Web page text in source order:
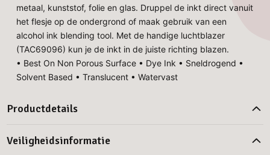
metaal, kunststof, folie en glas. Druppel de inkt direct vanuit
het flesje op de ondergrond of maak gebruik van een
alcohol ink blending tool. Met de handige luchtblazer
(TAC69096) kun je de inkt in de juiste richting blazen.
• Best On Non Porous Surface • Dye Ink • Sneldrogend •
Solvent Based • Translucent • Watervast
Productdetails
Veiligheidsinformatie